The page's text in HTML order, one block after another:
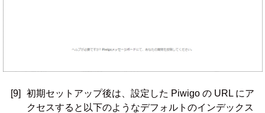
[9]
初期セットアップ後は、設定した Piwigo の URL にア
クセスすると以下のようなデフォルトのインデックス